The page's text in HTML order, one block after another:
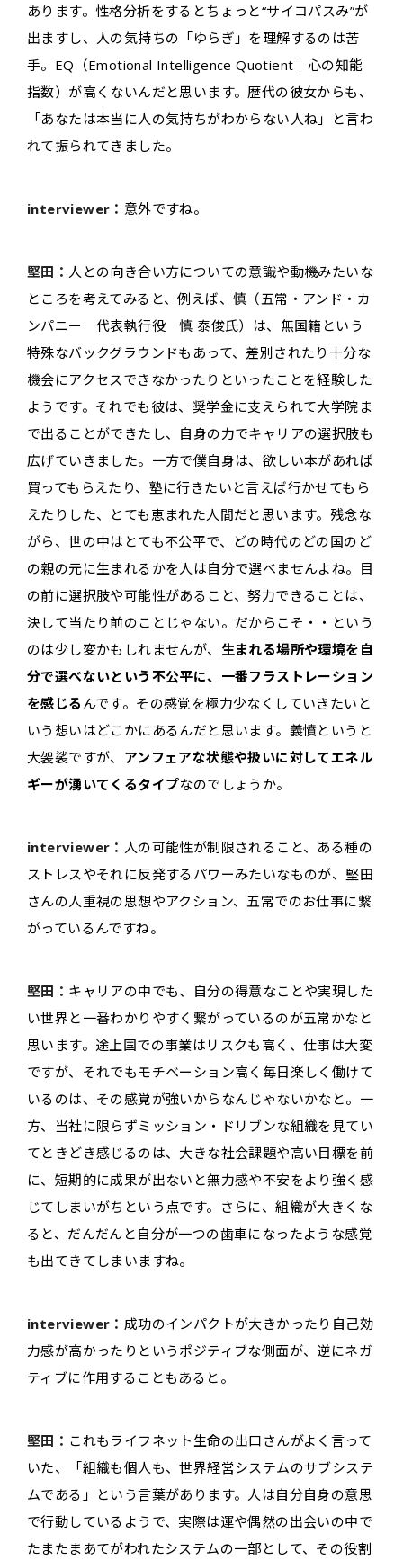
あります。性格分析をするとちょっと“サイコパスみ”が
出ますし、人の気持ちの「ゆらぎ」を理解するのは苦
手。EQ（Emotional Intelligence Quotient｜心の知能
指数）が高くないんだと思います。歴代の彼女からも、
「あなたは本当に人の気持ちがわからない人ね」と言わ
れて振られてきました。
interviewer： 意外ですね。
堅田： 人との向き合い方についての意識や動機みたいな
ところを考えてみると、例えば、慎（五常・アンド・カ
ンパニー 代表執行役 慎 泰俊氏）は、無国籍という
特殊なバックグラウンドもあって、差別されたり十分な
機会にアクセスできなかったりといったことを経験した
ようです。それでも彼は、奨学金に支えられて大学院ま
で出ることができたし、自身の力でキャリアの選択肢も
広げていきました。一方で僕自身は、欲しい本があれば
買ってもらえたり、塾に行きたいと言えば行かせてもら
えたりした、とても恵まれた人間だと思います。残念な
がら、世の中はとても不公平で、どの時代のどの国のど
の親の元に生まれるかを人は自分で選べませんよね。目
の前に選択肢や可能性があること、努力できることは、
決して当たり前のことじゃない。だからこそ・・という
のは少し変かもしれませんが、 生まれる場所や環境を自
分で選べないという不公平に、一番フラストレーション
を感じる んです。その感覚を極力少なくしていきたいと
いう想いはどこかにあるんだと思います。義憤というと
大袈裟ですが、 アンフェアな状態や扱いに対してエネル
ギーが湧いてくるタイプなのでしょうか。
interviewer： 人の可能性が制限されること、ある種の
ストレスやそれに反発するパワーみたいなものが、堅田
さんの人重視の思想やアクション、五常でのお仕事に繋
がっているんですね。
堅田： キャリアの中でも、自分の得意なことや実現した
い世界と一番わかりやすく繋がっているのが五常かなと
思います。途上国での事業はリスクも高く、仕事は大変
ですが、それでもモチベーション高く毎日楽しく働けて
いるのは、その感覚が強いからなんじゃないかなと。一
方、当社に限らずミッション・ドリブンな組織を見てい
てときどき感じるのは、大きな社会課題や高い目標を前
に、短期的に成果が出ないと無力感や不安をより強く感
じてしまいがちという点です。さらに、組織が大きくな
ると、だんだんと自分が一つの歯車になったような感覚
も出てきてしまいますね。
interviewer： 成功のインパクトが大きかったり自己効
力感が高かったりというポジティブな側面が、逆にネガ
ティブに作用することもあると。
堅田： これもライフネット生命の出口さんがよく言って
いた、「組織も個人も、世界経営システムのサブシステ
ムである」という言葉があります。人は自分自身の意思
で行動しているようで、実際は運や偶然の出会いの中で
たまたまあてがわれたシステムの一部として、その役割